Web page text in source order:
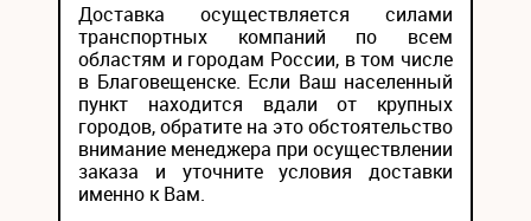
Доставка осуществляется силами
транспортных компаний по всем
областям и городам России, в том числе
в Благовещенске. Если Ваш населенный
пункт находится вдали от крупных
городов, обратите на это обстоятельство
внимание менеджера при осуществлении
заказа и уточните условия доставки
именно к Вам.